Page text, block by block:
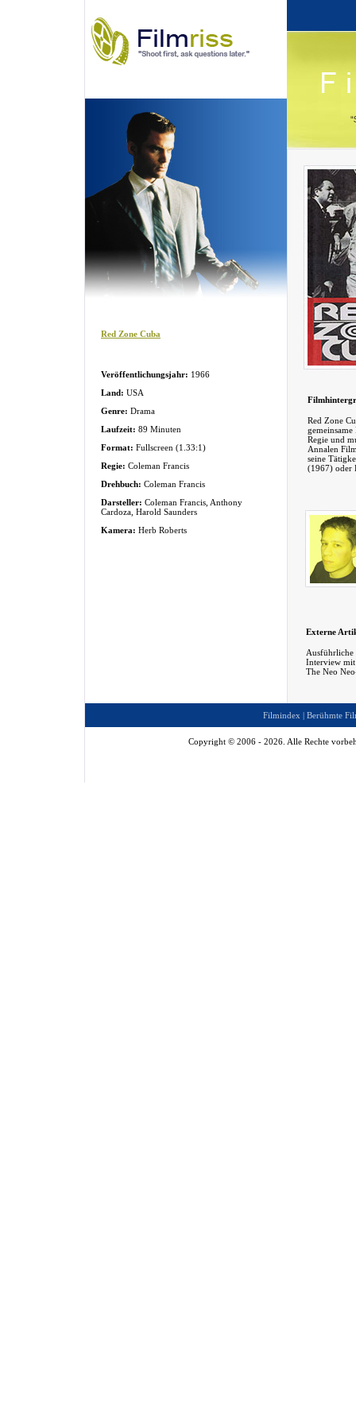
Red Zone
Regie und
Annalen
seine
(1967) oder
Externe
Ausführliche
Interview
The Neo
Red Zone Cuba
Veröffentlichungsjahr: 1966
Land: USA
Genre: Drama
Laufzeit: 89 Minuten
Format: Fullscreen (1.33:1)
Regie: Coleman Francis
Drehbuch: Coleman Francis
Darsteller: Coleman Francis, Anthony
Cardoza, Harold Saunders
Kamera: Herb Roberts
Filmindex | Berühmte
Copyright © 2006 - 2026. Alle Rechte